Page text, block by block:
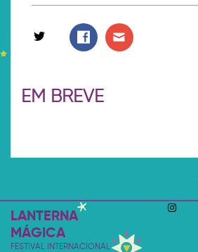
EM BREVE
LANTERNA
MÁGICA
FESTIVAL INTERNACIONAL